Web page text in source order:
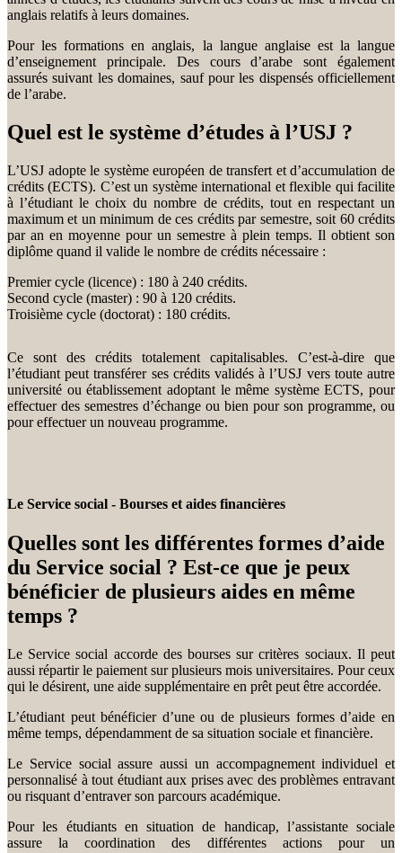
anglais relatifs à leurs domaines.
Pour les formations en anglais, la langue anglaise est la langue
d’enseignement principale. Des cours d’arabe sont également
assurés suivant les domaines, sauf pour les dispensés officiellement
de l’arabe.
Quel est le système d’études à l’USJ ?
L’USJ adopte le système européen de transfert et d’accumulation de
crédits (ECTS). C’est un système international et flexible qui facilite
à l’étudiant le choix du nombre de crédits, tout en respectant un
maximum et un minimum de ces crédits par semestre, soit 60 crédits
par an en moyenne pour un semestre à plein temps. Il obtient son
diplôme quand il valide le nombre de crédits nécessaire :
Premier cycle (licence) : 180 à 240 crédits.
Second cycle (master) : 90 à 120 crédits.
Troisième cycle (doctorat) : 180 crédits.
Ce sont des crédits totalement capitalisables. C’est-à-dire que
l’étudiant peut transférer ses crédits validés à l’USJ vers toute autre
université ou établissement adoptant le même système ECTS, pour
effectuer des semestres d’échange ou bien pour son programme, ou
pour effectuer un nouveau programme.
Le Service social - Bourses et aides financières
Quelles sont les différentes formes d’aide
du Service social ? Est-ce que je peux
bénéficier de plusieurs aides en même
temps ?
Le Service social accorde des bourses sur critères sociaux. Il peut
aussi répartir le paiement sur plusieurs mois universitaires. Pour ceux
qui le désirent, une aide supplémentaire en prêt peut être accordée.
L’étudiant peut bénéficier d’une ou de plusieurs formes d’aide en
même temps, dépendamment de sa situation sociale et financière.
Le Service social assure aussi un accompagnement individuel et
personnalisé à tout étudiant aux prises avec des problèmes entravant
ou risquant d’entraver son parcours académique.
Pour les étudiants en situation de handicap, l’assistante sociale
assure la coordination des différentes actions pour un